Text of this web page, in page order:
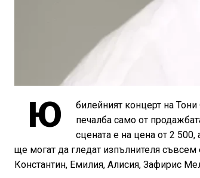
Ю
билейният концерт на
печалба само от
сцената е на цена от 2
ще могат да гледат изпълнителя
Константин, Емилия, Алисия, Зафирис